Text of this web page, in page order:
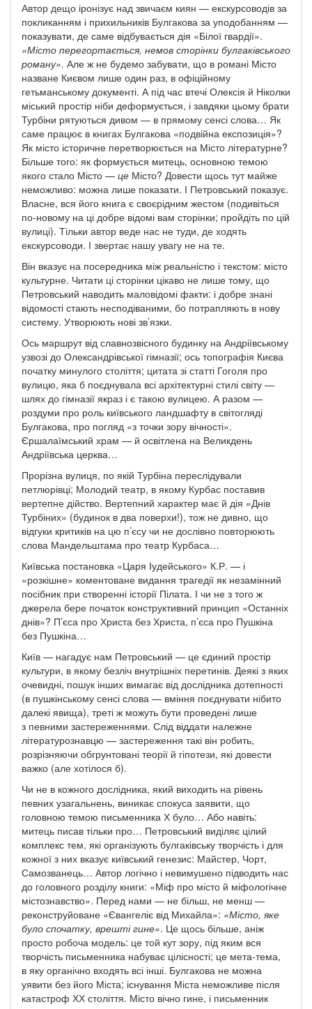
Автор дещо іронізує над звичаєм киян — екскурсоводів за
покликанням і прихильників Булгакова за уподобанням —
показувати, де саме відбувається дія «Білої гвардії».
«Місто перегортається, немов сторінки булгаківського
роману». Але ж не будемо забувати, що в романі Місто
назване Києвом лише один раз, в офіційному
гетьманському документі. А під час втечі Олексія й Ніколки
міський простір ніби деформується, і завдяки цьому брати
Турбіни рятуються дивом — в прямому сенсі слова… Як
саме працює в книгах Булгакова «подвійна експозиція»?
Як місто історичне перетворюється на Місто літературне?
Більше того: як формується митець, основною темою
якого стало Місто — це Місто? Довести щось тут майже
неможливо: можна лише показати. І Петровський показує.
Власне, вся його книга є своєрідним жестом (подивіться
по-новому на ці добре відомі вам сторінки; пройдіть по цій
вулиці). Тільки автор веде нас не туди, де ходять
екскурсоводи. І звертає нашу увагу не на те.
Він вказує на посередника між реальністю і текстом: місто
культурне. Читати ці сторінки цікаво не лише тому, що
Петровський наводить маловідомі факти: і добре знані
відомості стають несподіваними, бо потрапляють в нову
систему. Утворюють нові зв’язки.
Ось маршрут від славнозвісного будинку на Андріївському
узвозі до Олександрівської гімназії; ось топографія Києва
початку минулого століття; цитата зі статті Гоголя про
вулицю, яка б поєднувала всі архітектурні стилі світу —
шлях до гімназії якраз і є такою вулицею. А разом —
роздуми про роль київського ландшафту в світогляді
Булгакова, про погляд «з точки зору вічності».
Єршалаїмський храм — й освітлена на Великдень
Андріївська церква…
Прорізна вулиця, по якій Турбіна переслідували
петлюрівці; Молодий театр, в якому Курбас поставив
вертепне дійство. Вертепний характер має й дія «Днів
Турбіних» (будинок в два поверхи!), тож не дивно, що
відгуки критиків на цю п’єсу чи не дослівно повторюють
слова Мандельштама про театр Курбаса…
Київська постановка «Царя Іудейського» К.Р. — і
«розкішне» коментоване видання трагедії як незамінний
посібник при створенні історії Пілата. І чи не з того ж
джерела бере початок конструктивний принцип «Останніх
днів»? П’єса про Христа без Христа, п’єса про Пушкіна
без Пушкіна…
Київ — нагадує нам Петровський — це єдиний простір
культури, в якому безліч внутрішніх перетинів. Деякі з яких
очевидні, пошук інших вимагає від дослідника дотепності
(в пушкінському сенсі слова — вміння поєднувати нібито
далекі явища), треті ж можуть бути проведені лише
з певними застереженнями. Слід віддати належне
літературознавцю — застереження такі він робить,
розрізняючи обгрунтовані теорії й гіпотези, які довести
важко (але хотілося б).
Чи не в кожного дослідника, який виходить на рівень
певних узагальнень, виникає спокуса заявити, що
головною темою письменника Х було… Або навіть:
митець писав тільки про… Петровський виділяє цілий
комплекс тем, які організують булгаківську творчість і для
кожної з них вказує київський генезис: Майстер, Чорт,
Самозванець… Автор логічно і невимушено підводить нас
до головного розділу книги: «Міф про місто й міфологічне
містознавство». Перед нами — не більш, не менш —
реконструйоване «Євангеліє від Михайла»: «Місто, яке
було спочатку, врешті гине». Це щось більше, аніж
просто робоча модель: це той кут зору, під яким вся
творчість письменника набуває цілісності; це мета-тема,
в яку органічно входять всі інші. Булгакова не можна
уявити без його Міста; існування Міста неможливе після
катастроф ХХ століття. Місто вічно гине, і письменник